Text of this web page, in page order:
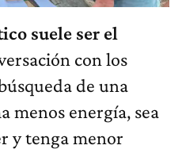
suele ser el
con los
de una
menos energía, sea
y tenga menor